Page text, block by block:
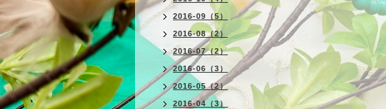
2016-09（5）
2016-08（2）
2016-07（2）
2016-06（3）
2016-05（2）
2016-04（3）